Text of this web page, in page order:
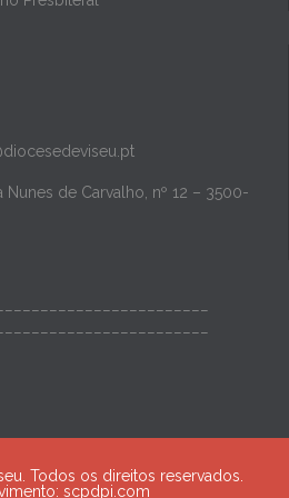
Nunes de Carvalho, nº 12 – 3500-
Todos os direitos reservados.
scpdpi.com